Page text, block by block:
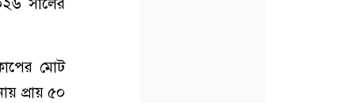
মোট
প্রায় ৫০